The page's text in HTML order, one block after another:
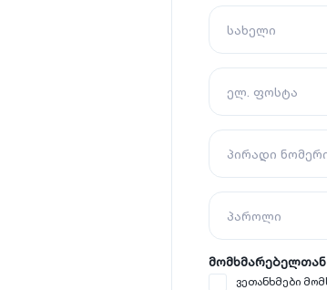
სახელი
ელ. ფოსტა
პირადი
პაროლი
მომხმარებელთან
ვეთანხმები